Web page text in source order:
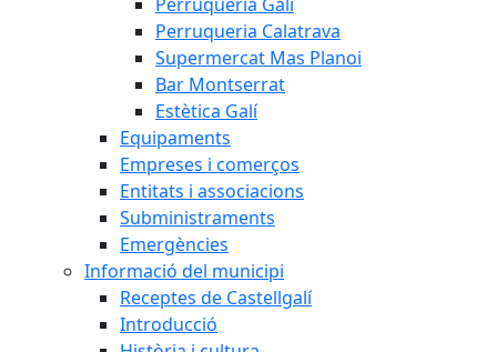
Perruqueria Calatrava
Supermercat Mas Planoi
Bar Montserrat
Estètica Galí
Equipaments
Empreses i comerços
Entitats i associacions
Subministraments
Emergències
Informació del municipi
Receptes de Castellgalí
Introducció